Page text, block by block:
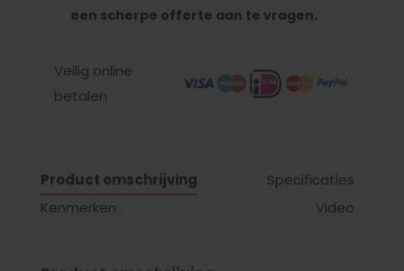
een scherpe offerte aan te vragen.
Veilig online
betalen
Product omschrijving
Specificaties
Kenmerken
Video